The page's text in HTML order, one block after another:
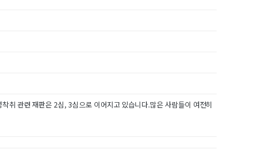
취 관련 재판은 2심, 3심으로 이어지고 있습니다.많은 사람들이 여전히